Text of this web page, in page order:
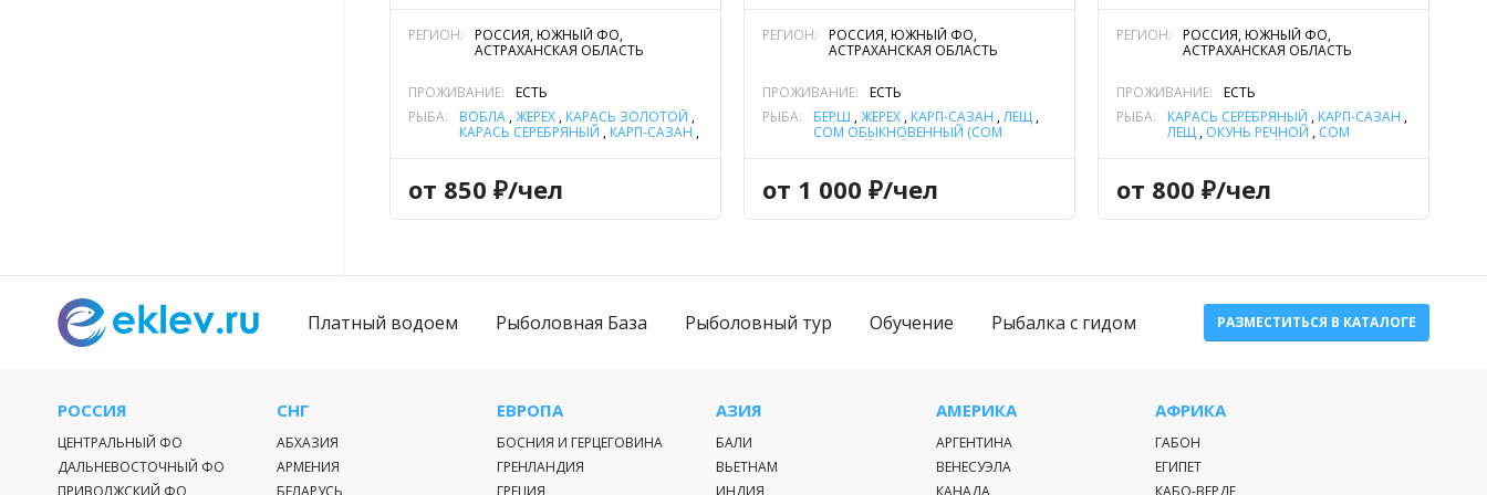
РЕГИОН:
РОССИЯ, ЮЖНЫЙ ФО,
АСТРАХАНСКАЯ ОБЛАСТЬ
ПРОЖИВАНИЕ:
ЕСТЬ
РЫБА:
ВОБЛА ,ЖЕРЕХ , КАРАСЬ ЗОЛОТОЙ ,
КАРАСЬ СЕРЕБРЯНЫЙ , КАРП-САЗАН ,
от 850 ₽/чел
РЕГИОН:
РОССИЯ, ЮЖНЫЙ ФО,
АСТРАХАНСКАЯ ОБЛАСТЬ
ПРОЖИВАНИЕ:
ЕСТЬ
РЫБА:
БЕРШ ,ЖЕРЕХ, КАРП-САЗАН ,ЛЕЩ,
СОМ ОБЫКНОВЕННЫЙ (СОМ
от 1 000 ₽/чел
РЕГИОН:
РОССИЯ, ЮЖНЫЙ ФО,
АСТРАХАНСКАЯ ОБЛАСТЬ
ПРОЖИВАНИЕ:
ЕСТЬ
РЫБА:
КАРАСЬ СЕРЕБРЯНЫЙ , КАРП-САЗАН ,
ЛЕЩ, ОКУНЬ РЕЧНОЙ , СОМ
от 800 ₽/чел
Платный водоем Рыболовная База Рыболовный тур Обучение Рыбалка с гидом РАЗМЕСТИТЬСЯ В КАТАЛОГЕ
РОССИЯ
ЦЕНТРАЛЬНЫЙ ФО
ДАЛЬНЕВОСТОЧНЫЙ ФО
ПРИВОЛЖСКИЙ ФО
СНГ
АБХАЗИЯ
АРМЕНИЯ
БЕЛАРУСЬ
ЕВРОПА
БОСНИЯ И ГЕРЦЕГОВИНА
ГРЕНЛАНДИЯ
ГРЕЦИЯ
АЗИЯ
БАЛИ
ВЬЕТНАМ
ИНДИЯ
АМЕРИКА
АРГЕНТИНА
ВЕНЕСУЭЛА
КАНАДА
АФРИКА
ГАБОН
ЕГИПЕТ
КАБО-ВЕРДЕ